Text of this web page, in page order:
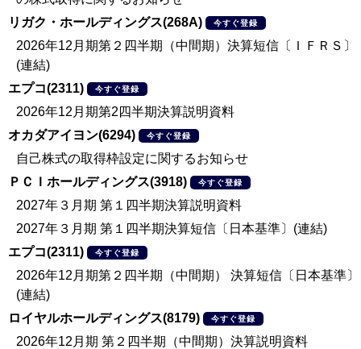
リガク・ホールディングス(268A)
今すぐ登録
2026年12月期第２四半期（中間期）決算短信〔ＩＦＲＳ〕
(連結)
エプコ(2311)
今すぐ登録
2026年12月期第2四半期決算説明資料
オカダアイヨン(6294)
今すぐ登録
自己株式の取得枠設定に関するお知らせ
ＰＣＩホールディングス(3918)
今すぐ登録
2027年３月期 第１四半期決算説明資料
2027年３月期 第１四半期決算短信〔日本基準〕(連結)
エプコ(2311)
今すぐ登録
2026年12月期第２四半期（中間期） 決算短信〔日本基準〕
(連結)
ロイヤルホールディングス(8179)
今すぐ登録
2026年12月期 第２四半期（中間期）決算説明資料